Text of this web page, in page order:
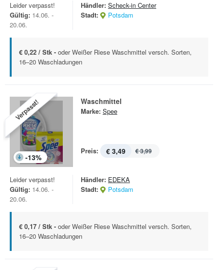
Leider verpasst!
Gültig: 14.06. -
20.06.
Händler: Scheck-in Center
Stadt:
Potsdam
€ 0,22 / Stk - oder Weißer Riese Waschmittel versch. Sorten,
16–20 Waschladungen
Verpasst!
-13%
Waschmittel
Marke: Spee
Preis: € 3,49 € 3,99
Leider verpasst!
Gültig: 14.06. -
20.06.
Händler: EDEKA
Stadt:
Potsdam
€ 0,17 / Stk - oder Weißer Riese Waschmittel versch. Sorten,
16–20 Waschladungen